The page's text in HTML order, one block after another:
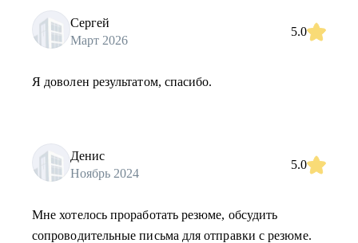
Сергей
Март 2026
5.0
Я доволен результатом, спасибо.
Денис
Ноябрь 2024
5.0
Мне хотелось проработать резюме, обсудить
сопроводительные письма для отправки с резюме.